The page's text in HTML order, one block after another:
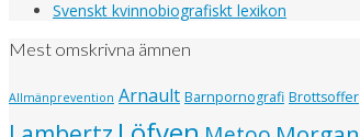
Svenskt kvinnobiografiskt lexikon
Mest omskrivna ämnen
Allmänprevention Arnault Barnpornografi Brottsoffer